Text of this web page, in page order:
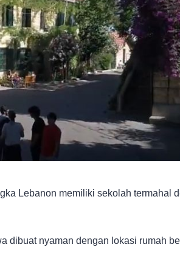
Lebanon memiliki sekolah termahal
dibuat nyaman dengan lokasi rumah